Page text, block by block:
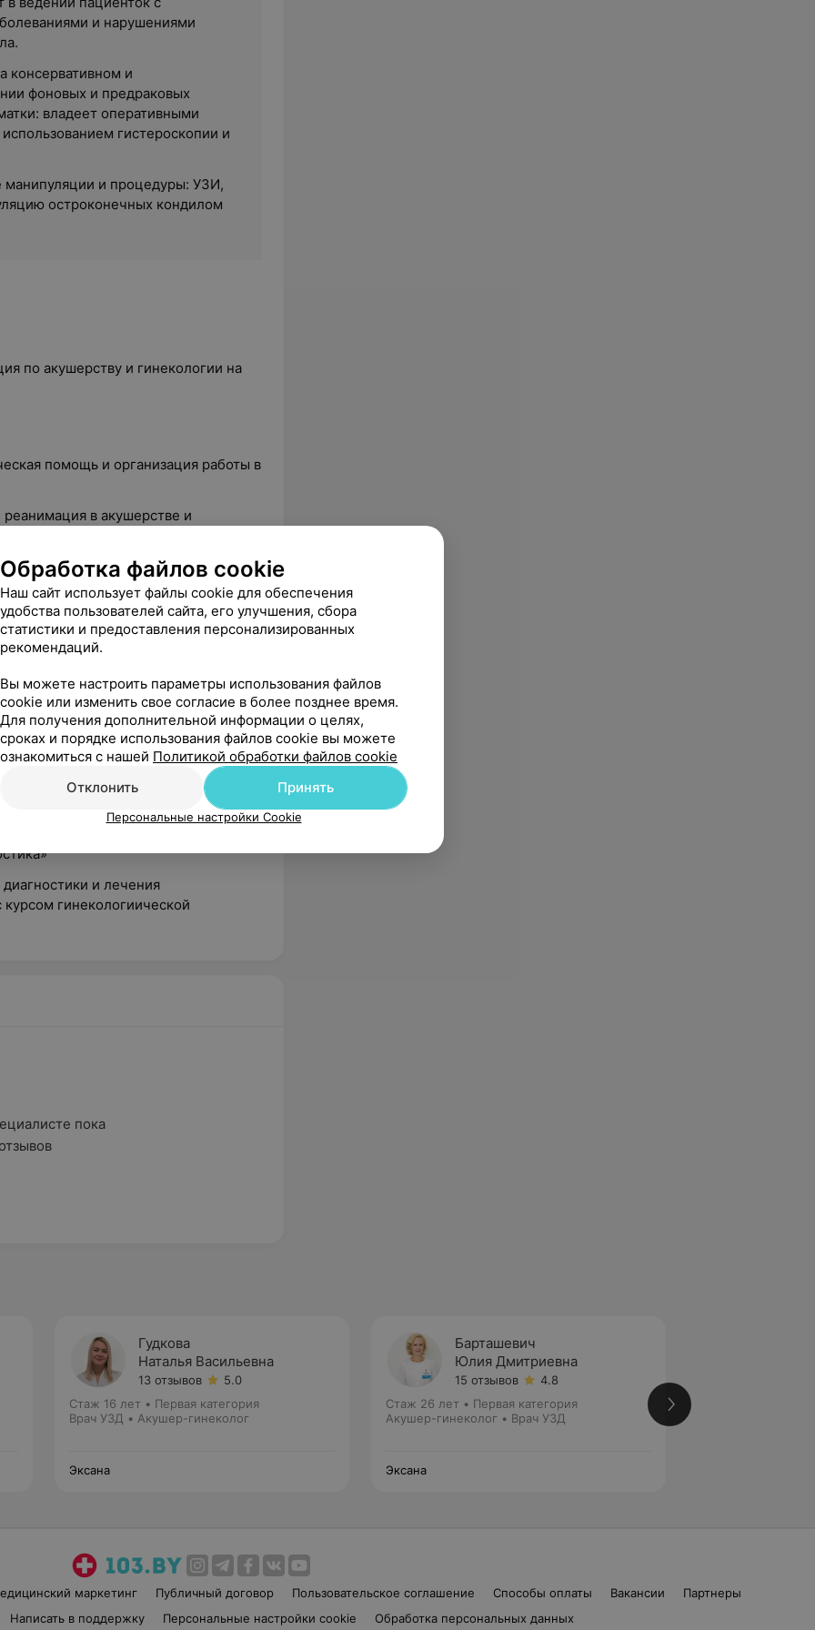
и нарушениями
консервативном и
фоновых и предраковых
владеет оперативными
гистероскопии и
манипуляции и процедуры: УЗИ,
остроконечных кондилом
по акушерству и гинекологии на
помощь и организация работы в
в акушерстве и
гемостаза»
к диагностике и лечению
УЗИ и кольпоскопии»
гинекологической практике»
предраковых заболеваний и
половых органов»
хирургии»
и лечения
курсом гинекологиической
пока
Гудкова
Наталья Васильевна
13 отзывов
5.0
Стаж 16 лет • Первая категория
Врач УЗД • Акушер-гинеколог
Эксана
Барташевич
Юлия Дмитриевна
15 отзывов
4.8
Стаж 26 лет • Первая категория
Акушер-гинеколог • Врач УЗД
Эксана
маркетинг Публичный договор Пользовательское соглашение Способы оплаты Вакансии
Партнеры
Написать в поддержку Персональные настройки cookie Обработка персональных данных
Обработка файлов cookie
Наш сайт использует файлы cookie для обеспечения
удобства пользователей сайта, его улучшения, сбора
статистики и предоставления персонализированных
рекомендаций.
Вы можете настроить параметры использования файлов
cookie или изменить свое согласие в более позднее время.
Для получения дополнительной информации о целях,
сроках и порядке использования файлов cookie вы можете
ознакомиться с нашей Политикой обработки файлов cookie
Отклонить
Принять
Персональные настройки Cookie